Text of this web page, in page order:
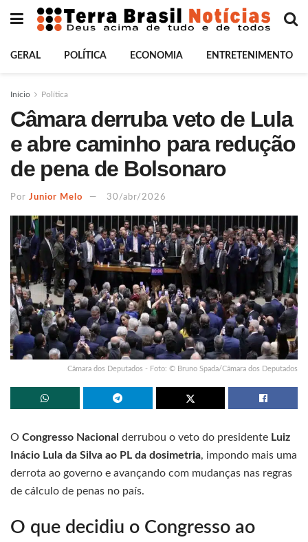
GERAL POLÍTICA ECONOMIA ENTRETENIMENTO
Início Política
Câmara derruba veto de Lula
e abre caminho para redução
de pena de Bolsonaro
Por Junior Melo 30/abr/2026
Câmara dos Deputados - Foto: © Bruno Spada/Câmara dos Deputados
O Congresso Nacional derrubou o veto do presidente Luiz
Inácio Lula da Silva ao PL da dosimetria, impondo mais uma
derrota ao governo e avançando com mudanças nas regras
de cálculo de penas no país.
O que decidiu o Congresso ao